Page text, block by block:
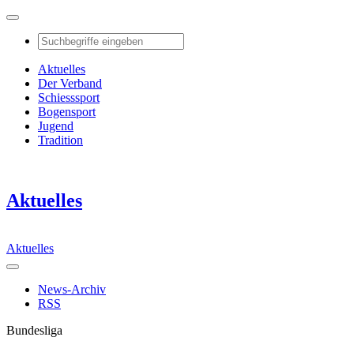
Aktuelles
Der Verband
Schiesssport
Bogensport
Jugend
Tradition
Aktuelles
Aktuelles
News-Archiv
RSS
Bundesliga